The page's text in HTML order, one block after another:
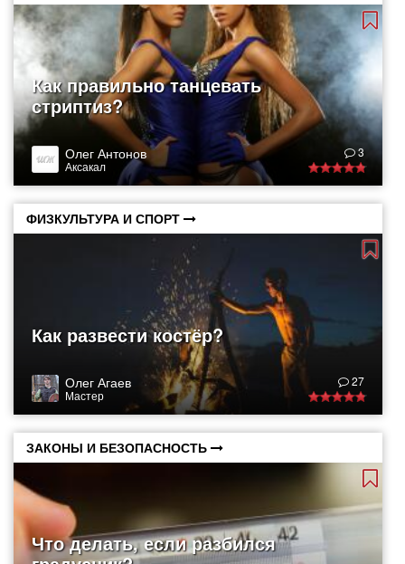
Как правильно танцевать
стриптиз?
Олег Антонов
Аксакал
3
ФИЗКУЛЬТУРА И СПОРТ
Как развести костёр?
Олег Агаев
Мастер
27
ЗАКОНЫ И БЕЗОПАСНОСТЬ
Что делать, если разбился